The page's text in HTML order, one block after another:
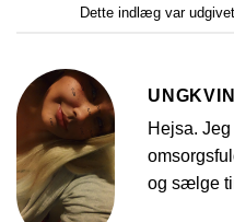
Dette indlæg var
Hejsa.
og sælge